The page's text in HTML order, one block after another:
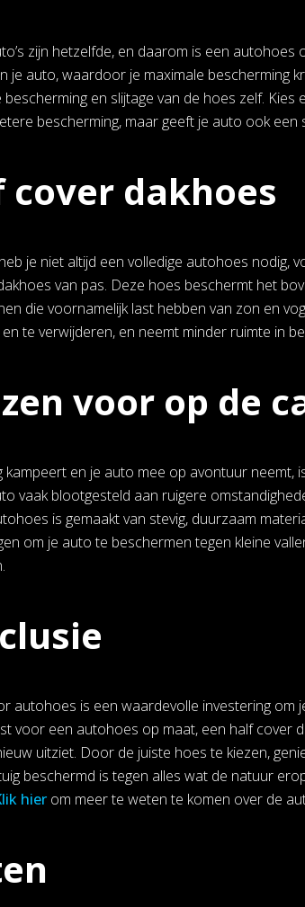
zijn hetzelfde, en daarom is een
je auto, waardoor je maximale bescherming
bescherming en slijtage van de hoes zelf.
bescherming, maar geeft je auto ook
cover dakhoes
je niet altijd een volledige autohoes nodig,
van pas. Deze hoes beschermt het
die voornamelijk last hebben van zon en
te verwijderen, en neemt minder ruimte in
voor op de
kampeert en je auto mee op avontuur
vaak blootgesteld aan ruigere
is gemaakt van stevig, duurzaam
om je auto te beschermen tegen kleine
autohoes is een waardevolle investering
voor een autohoes op maat, een half cover
uitziet. Door de juiste hoes te kiezen,
beschermd is tegen alles wat de natuur
hier om meer te weten te komen over de